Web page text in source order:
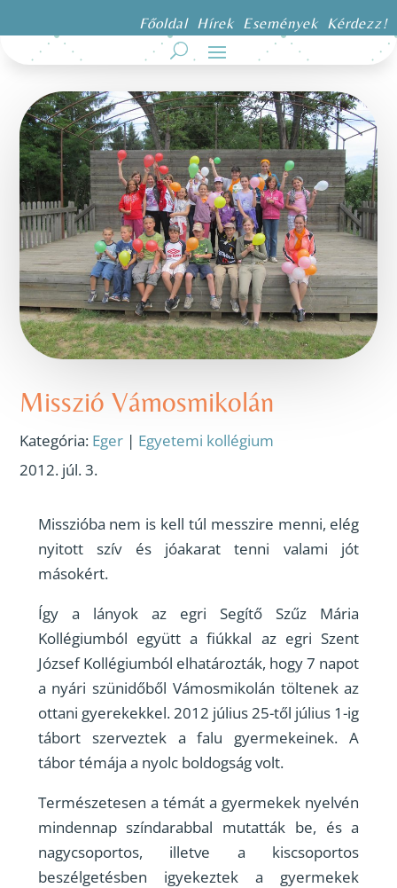
Főoldal Hírek Események Kérdezz!
Misszió Vámosmikolán
Kategória: Eger | Egyetemi kollégium
2012. júl. 3.
Misszióba nem is kell túl messzire menni, elég
nyitott szív és jóakarat tenni valami jót
másokért.
Így a lányok az egri Segítő Szűz Mária
Kollégiumból együtt a fiúkkal az egri Szent
József Kollégiumból elhatározták, hogy 7 napot
a nyári szünidőből Vámosmikolán töltenek az
ottani gyerekekkel. 2012 július 25-től július 1-ig
tábort szerveztek a falu gyermekeinek. A
tábor témája a nyolc boldogság volt.
Természetesen a témát a gyermekek nyelvén
mindennap színdarabbal mutatták be, és a
nagycsoportos, illetve a kiscsoportos
beszélgetésben igyekeztek a gyermekek